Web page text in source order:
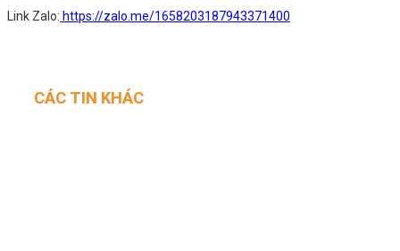
Link Zalo: https://zalo.me/1658203187943371400
CÁC TIN KHÁC